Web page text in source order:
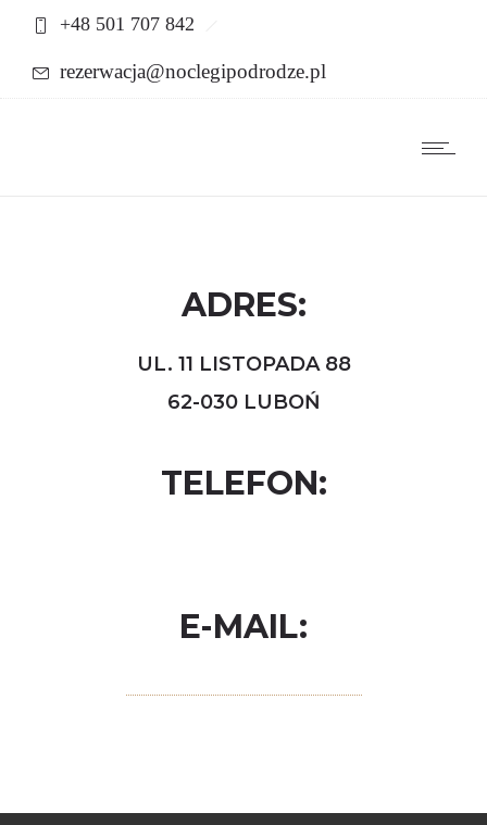
+48 501 707 842
rezerwacja@noclegipodrodze.pl
ADRES:
UL. 11 LISTOPADA 88
62-030 LUBOŃ
TELEFON:
E-MAIL: